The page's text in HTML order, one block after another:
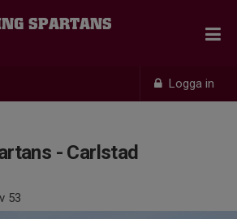
Logga in
SPARTANS
- Carlstad
53